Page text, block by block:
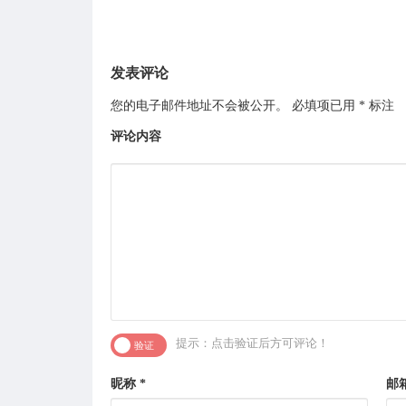
发表评论
您的电子邮件地址不会被公开。 必填项已用 * 标注
评论内容
提示：点击验证后方可评论！
昵称 * 邮